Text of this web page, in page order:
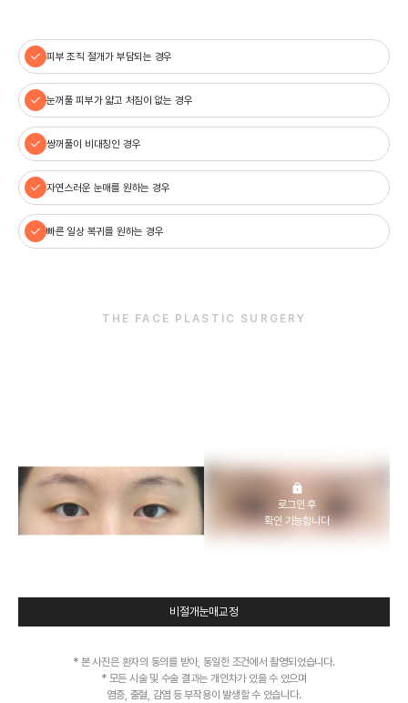
피부 조직 절개가 부담되는 경우
눈꺼풀 피부가 얇고 처짐이 없는 경우
쌍꺼풀이 비대칭인 경우
자연스러운 눈매를 원하는 경우
빠른 일상 복귀를 원하는 경우
THE FACE PLASTIC SURGERY
로그인 후
확인 가능합니다
비절개눈매교정
* 본 사진은 환자의 동의를 받아, 동일한 조건에서 촬영되었습니다.
* 모든 시술 및 수술 결과는 개인차가 있을 수 있으며
염증, 출혈, 감염 등 부작용이 발생할 수 있습니다.